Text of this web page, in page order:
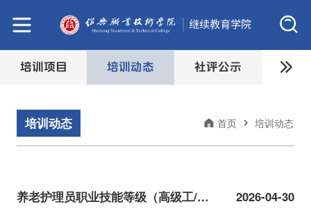
培训项目 培训动态 社评公示
培训动态 首页 培训动态
养老护理员职业技能等级（高级工/技
2026-04-30